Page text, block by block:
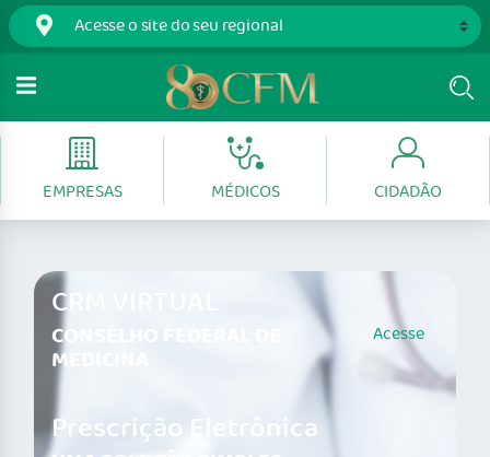
EMPRESAS MÉDICOS CIDADÃO
CRM VIRTUAL
CONSELHO FEDERAL DE
MEDICINA
Acesse
Prescrição Eletrônica